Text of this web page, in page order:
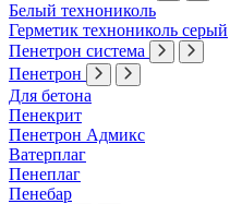
Белый технониколь
Герметик технониколь серый
Пенетрон система
Пенетрон
Для бетона
Пенекрит
Пенетрон Адмикс
Ватерплаг
Пенеплаг
Пенебар